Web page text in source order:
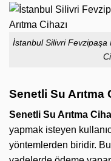
İstanbul Silivri Fevzipaşa
Senetli Su Arıtma
Senetli Su Arıtma
yapmak isteyen
yöntemlerden biridir.